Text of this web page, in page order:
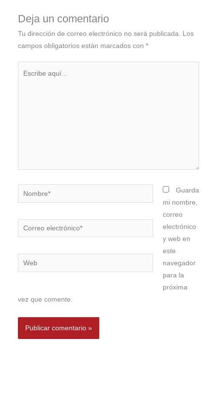
Deja un comentario
Tu dirección de correo electrónico no será publicada.
Los
campos obligatorios están marcados con *
Nombre*
Correo
electrónico*
Web
Guarda
mi nombre,
correo
electrónico
y web en
este
navegador
para la
próxima
vez que comente.